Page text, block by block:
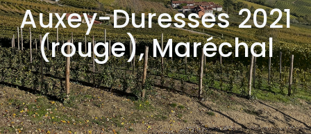
Auxey-Duresses 2021
(rouge), Maréchal